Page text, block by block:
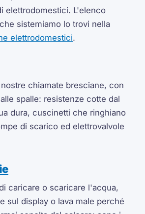
elettrodomestici. L'elenco
sistemiamo lo trovi nella
elettrodomestici.
chiamate bresciane, con
spalle: resistenze cotte dal
dura, cuscinetti che ringhiano
di scarico ed elettrovalvole
caricare o scaricare l'acqua,
sul display o lava male perché